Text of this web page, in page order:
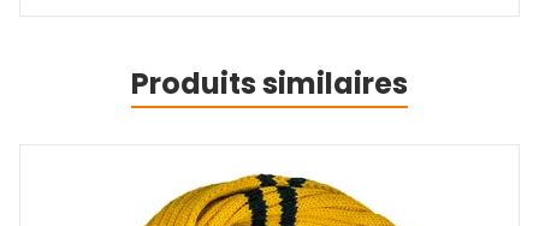
Produits similaires